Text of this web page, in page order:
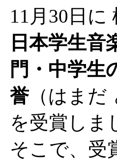
11月30日
日本学生音
門・中学生
誉 （はま
を受賞しま
そこで、受